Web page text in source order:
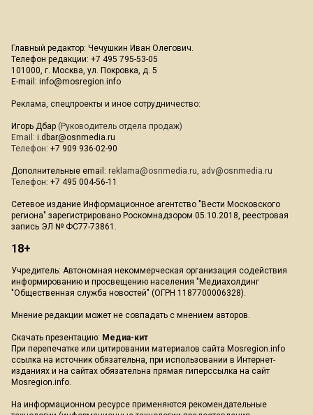
Главный редактор: Чечушкин Иван Олегович.
Телефон редакции: +7 495 795-53-05
101000, г. Москва, ул. Покровка, д. 5
E-mail: info@mosregion.info
Реклама, спецпроекты и иное сотрудничество:
Игорь Дбар (Руководитель отдела продаж)
Email: i.dbar@osnmedia.ru
Телефон: +7 909 936-02-90
Дополнительные email: reklama@osnmedia.ru, adv@osnmedia.ru
Телефон: +7 495 004-56-11
Сетевое издание Информационное агентство "Вести Московского
региона" зарегистрировано Роскомнадзором 05.10.2018, реестровая
запись ЭЛ № ФС77-73861.
18+
Учредитель: Автономная некоммерческая организация содействия
информированию и просвещению населения "Медиахолдинг
"Общественная служба новостей" (ОГРН 1187700006328).
Мнение редакции может не совпадать с мнением авторов.
Скачать презентацию: Медиа-кит
При перепечатке или цитировании материалов сайта Mosregion.info
ссылка на источник обязательна, при использовании в Интернет-
изданиях и на сайтах обязательна прямая гиперссылка на сайт
Mosregion.info.
На информационном ресурсе применяются рекомендательные